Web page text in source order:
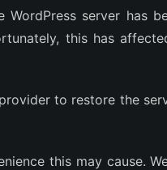
server has
this has
to restore the
this may cause.